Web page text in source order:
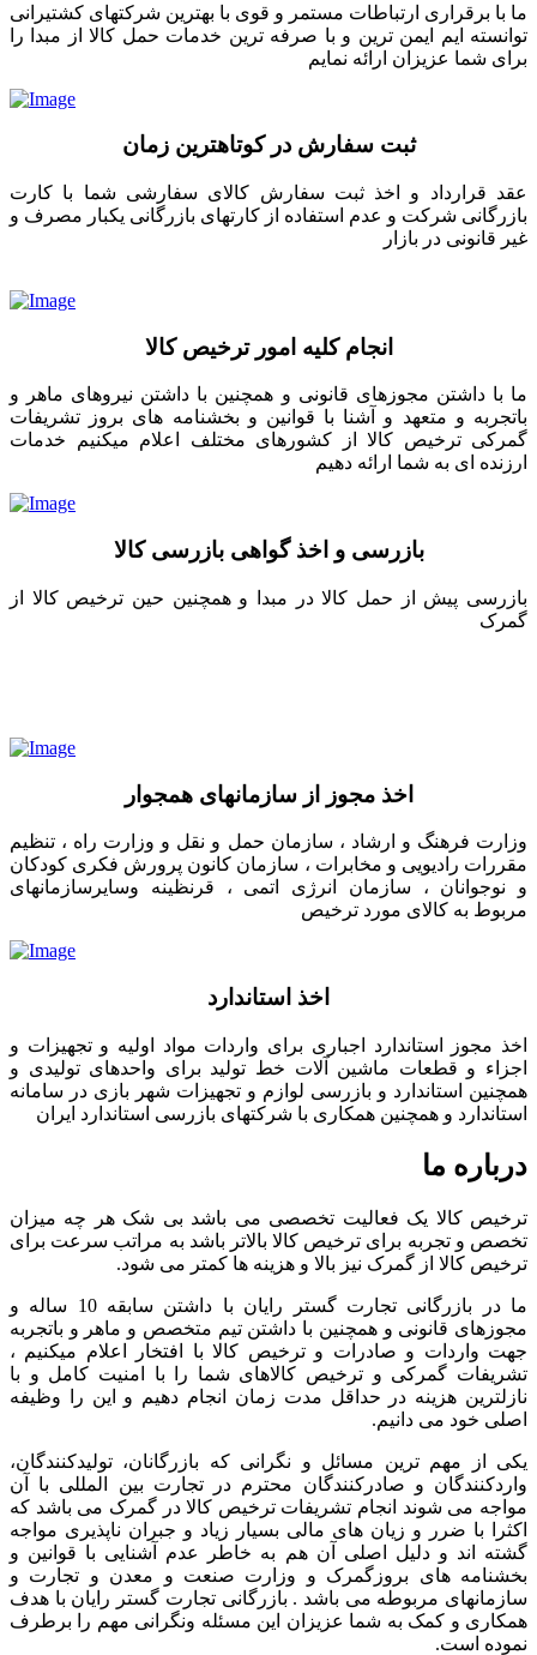
ما با برقراری ارتباطات مستمر و قوی با بهترین شرکتهای کشتیرانی
توانسته ایم ایمن ترین و با صرفه ترین خدمات حمل کالا از مبدا را
برای شما عزیزان ارائه نمایم
ثبت سفارش در کوتاهترین زمان
عقد قرارداد و اخذ ثبت سفارش کالای سفارشی شما با کارت
بازرگانی شرکت و عدم استفاده از کارتهای بازرگانی یکبار مصرف و
غیر قانونی در بازار
انجام کلیه امور ترخیص کالا
ما با داشتن مجوزهای قانونی و همچنین با داشتن نیروهای ماهر و
باتجربه و متعهد و آشنا با قوانین و بخشنامه های بروز تشریفات
گمرکی ترخیص کالا از کشورهای مختلف اعلام میکنیم خدمات
ارزنده ای به شما ارائه دهیم
بازرسی و اخذ گواهی بازرسی کالا
بازرسی پیش از حمل کالا در مبدا و همچنین حین ترخیص کالا از
گمرک
اخذ مجوز از سازمانهای همجوار
وزارت فرهنگ و ارشاد ، سازمان حمل و نقل و وزارت راه ، تنظیم
مقررات رادیویی و مخابرات ، سازمان کانون پرورش فکری کودکان
و نوجوانان ، سازمان انرژی اتمی ، قرنظینه وسایرسازمانهای
مربوط به کالای مورد ترخیص
اخذ استاندارد
اخذ مجوز استاندارد اجباری برای واردات مواد اولیه و تجهیزات و
اجزاء و قطعات ماشین آلات خط تولید برای واحدهای تولیدی و
همچنین استاندارد و بازرسی لوازم و تجهیزات شهر بازی در سامانه
استاندارد و همچنین همکاری با شرکتهای بازرسی استاندارد ایران
درباره ما
ترخیص کالا یک فعالیت تخصصی می باشد بی شک هر چه میزان
تخصص و تجربه برای ترخیص کالا بالاتر باشد به مراتب سرعت برای
ترخیص کالا از گمرک نیز بالا و هزینه ها کمتر می شود.
ما در بازرگانی تجارت گستر رایان با داشتن سابقه 10 ساله و
مجوزهای قانونی و همچنین با داشتن تیم متخصص و ماهر و باتجربه
جهت واردات و صادرات و ترخیص کالا با افتخار اعلام میکنیم ،
تشریفات گمرکی و ترخیص کالاهای شما را با امنیت کامل و با
نازلترین هزینه در حداقل مدت زمان انجام دهیم و این را وظیفه
اصلی خود می دانیم.
یکی از مهم ترین مسائل و نگرانی که بازرگانان، تولیدکنندگان،
واردکنندگان و صادرکنندگان محترم در تجارت بین المللی با آن
مواجه می شوند انجام تشریفات ترخیص کالا در گمرک می باشد که
اکثرا با ضرر و زیان های مالی بسیار زیاد و جبران ناپذیری مواجه
گشته اند و دلیل اصلی آن هم به خاطر عدم آشنایی با قوانین و
بخشنامه های بروزگمرک و وزارت صنعت و معدن و تجارت و
سازمانهای مربوطه می باشد . بازرگانی تجارت گستر رایان با هدف
همکاری و کمک به شما عزیزان این مسئله ونگرانی مهم را برطرف
نموده است.